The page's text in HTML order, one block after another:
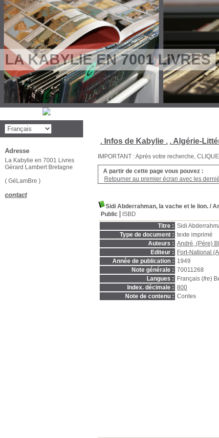
LA KABYLIE EN 7001 LIVRES
. Infos de Kabylie . . Algérie-
IMPORTANT : Après votre recherche,
A partir de cette page vous pouvez :
Retourner au premier écran avec les
Sidi Abderrahman, la vache et le lion. /
Public
ISBD
Titre : Sidi
Type de document : texte imprimé
Auteurs : André, (Père)
Editeur :
Fort-National
Année de publication : 1949
Note générale : 70011268
Langues :
Français (fre)
Index. décimale : 800
Note de contenu : Contes
Adresse
La Kabylie en 7001 Livres
Gérard Lambert Bretagne
( GéLamBre )
contact